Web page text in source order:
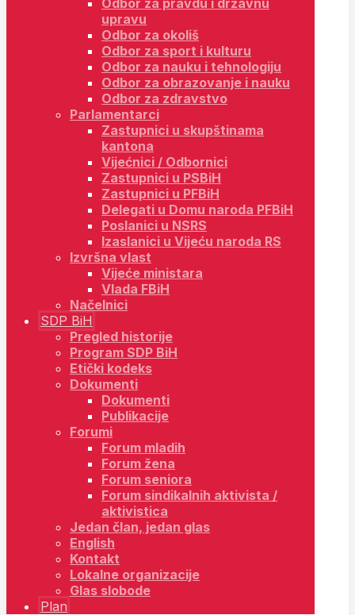
Odbor za pravdu i državnu
upravu
Odbor za okoliš
Odbor za sport i kulturu
Odbor za nauku i tehnologiju
Odbor za obrazovanje i nauku
Odbor za zdravstvo
Parlamentarci
Zastupnici u skupštinama
kantona
Vijećnici / Odbornici
Zastupnici u PSBiH
Zastupnici u PFBiH
Delegati u Domu naroda PFBiH
Poslanici u NSRS
Izaslanici u Vijeću naroda RS
Izvršna vlast
Vijeće ministara
Vlada FBiH
Načelnici
SDP BiH
Pregled historije
Program SDP BiH
Etički kodeks
Dokumenti
Dokumenti
Publikacije
Forumi
Forum mladih
Forum žena
Forum seniora
Forum sindikalnih aktivista /
aktivistica
Jedan član, jedan glas
English
Kontakt
Lokalne organizacije
Glas slobode
Plan